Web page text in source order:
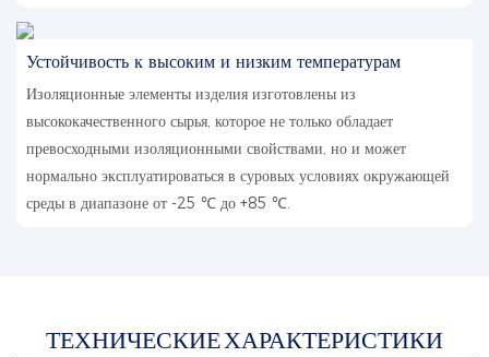
Устойчивость к высоким и низким температурам
Изоляционные элементы изделия изготовлены из
высококачественного сырья, которое не только обладает
превосходными изоляционными свойствами, но и может
нормально эксплуатироваться в суровых условиях окружающей
среды в диапазоне от -25 ℃ до +85 ℃.
ТЕХНИЧЕСКИЕ ХАРАКТЕРИСТИКИ